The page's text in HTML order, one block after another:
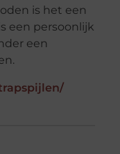
is het een
een persoonlijk
een